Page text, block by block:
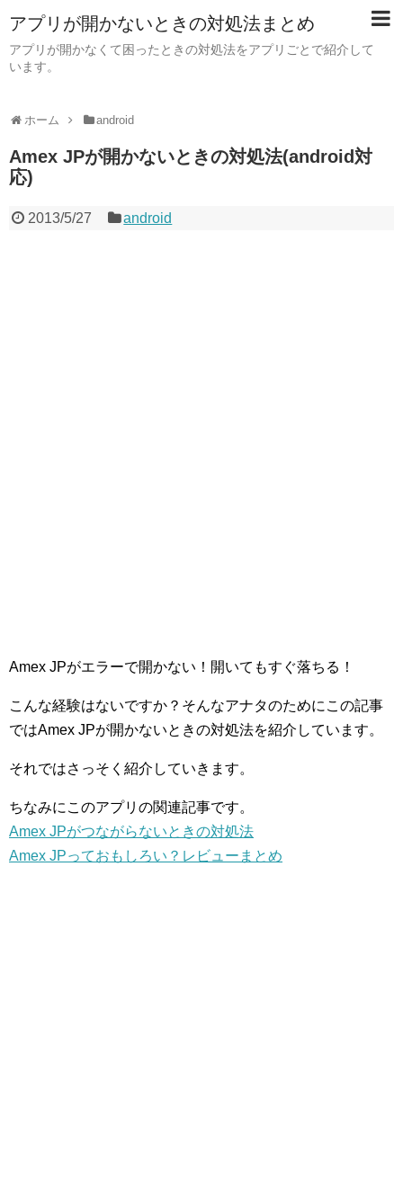
アプリが開かないときの対処法まとめ
アプリが開かなくて困ったときの対処法をアプリごとで紹介して
います。
ホーム android
Amex JPが開かないときの対処法(android対
応)
2013/5/27 android
Amex JPがエラーで開かない！開いてもすぐ落ちる！
こんな経験はないですか？そんなアナタのためにこの記事
ではAmex JPが開かないときの対処法を紹介しています。
それではさっそく紹介していきます。
ちなみにこのアプリの関連記事です。
Amex JPがつながらないときの対処法
Amex JPっておもしろい？レビューまとめ